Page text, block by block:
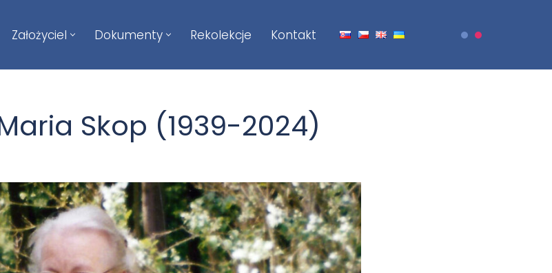
Założyciel Dokumenty Rekolekcje Kontakt
Skop (1939-2024)